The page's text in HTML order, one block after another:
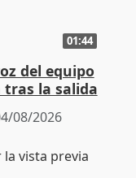
01:44
del equipo
tras la salida
08/2026